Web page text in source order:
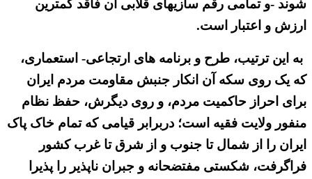
شوند -و تمامی رقم سازیهای قلابی آن فاقد کمترین
ارزش و اعتبار است.
به این ترتیب، طرح و برنامه های ارتجاعی- استعماری،
که یک روی سکه آن انکار جنبش مقاومت مردم ایران
برای احراز حاکمیت مردم، و روی دیگرش، حفظ نظام
منفور ولایت فقیه است؛ دربرابر قیامی که تمام خاک پاک
ایران را از شمال تا جنوب و از شرق تا غرب کشور
فراگرفت، شکستی مفتضحانه و جبران ناپذیر را پذیرا